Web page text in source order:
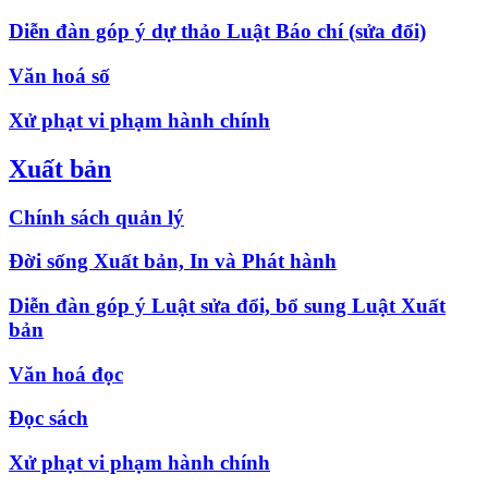
Diễn đàn góp ý dự thảo Luật Báo chí (sửa đổi)
Văn hoá số
Xử phạt vi phạm hành chính
Xuất bản
Chính sách quản lý
Đời sống Xuất bản, In và Phát hành
Diễn đàn góp ý Luật sửa đổi, bổ sung Luật Xuất
bản
Văn hoá đọc
Đọc sách
Xử phạt vi phạm hành chính